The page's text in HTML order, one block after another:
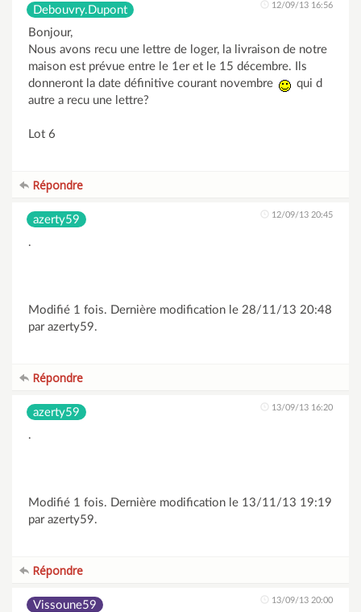
Debouvry.Dupont 12/09/13 16:56
Bonjour,
Nous avons recu une lettre de loger, la livraison de notre
maison est prévue entre le 1er et le 15 décembre. Ils
donneront la date définitive courant novembre
qui d
autre a recu une lettre?
Lot 6
Répondre
azerty59 12/09/13 20:45
.
Modifié 1 fois. Dernière modification le 28/11/13 20:48
par azerty59.
Répondre
azerty59 13/09/13 16:20
.
Modifié 1 fois. Dernière modification le 13/11/13 19:19
par azerty59.
Répondre
Vissoune59 13/09/13 20:00